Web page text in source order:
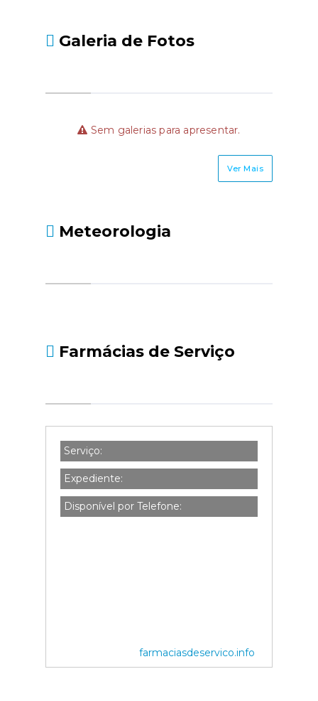
Galeria de Fotos
Sem galerias para apresentar.
Ver Mais
Meteorologia
Farmácias de Serviço
Serviço:
Expediente:
Disponível por Telefone:
farmaciasdeservico.info